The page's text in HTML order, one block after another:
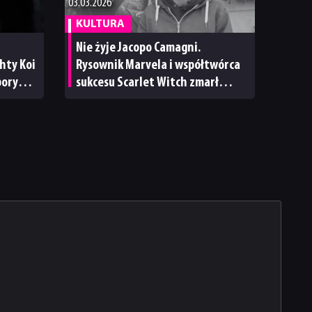
Koi
03.03.2026
KULTURA
Nie żyje Jacopo Camagni.
Rysownik Marvela i współtwórca
sukcesu Scarlet Witch zmarł